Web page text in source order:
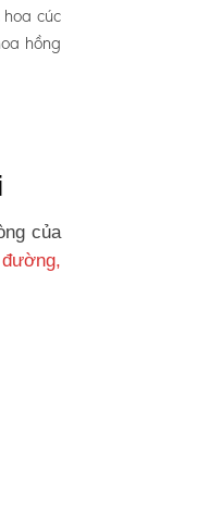
cúc
hồng
của
đường,